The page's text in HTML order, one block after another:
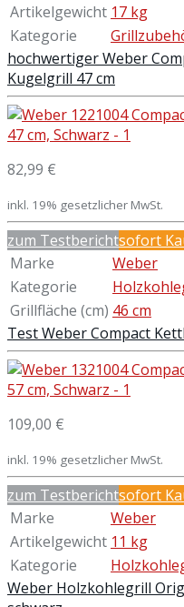
Artikelgewicht 17 kg
Kategorie
hochwertiger Weber
Kugelgrill 47 cm
82,99 €
inkl. 19% gesetzlicher MwSt.
zum Testberichtsofort
Marke
Weber
Kategorie
Grillfläche (cm) 46 cm
Test Weber Compact
109,00 €
inkl. 19% gesetzlicher MwSt.
zum Testberichtsofort
Marke
Weber
Artikelgewicht 11 kg
Kategorie
Weber Holzkohlegrill